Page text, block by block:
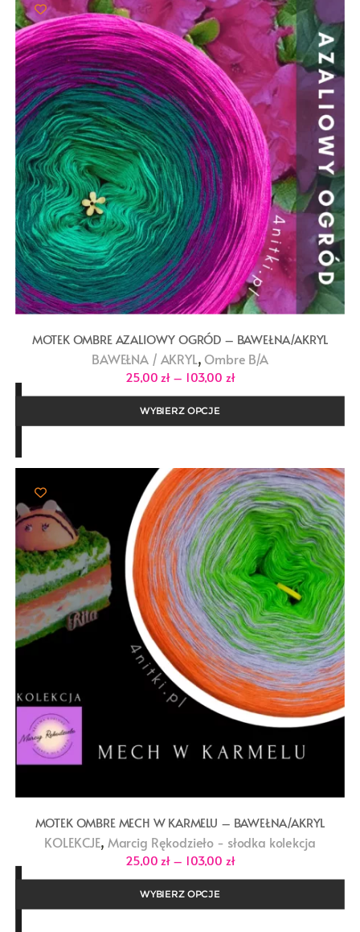
MOTEK OMBRE AZALIOWY OGRÓD – BAWEŁNA/AKRYL
BAWEŁNA / AKRYL, Ombre B/A
25,00zł – 103,00 złZakres
od
do
WYBIERZ OPCJE
MOTEK OMBRE MECH W KARMELU – BAWEŁNA/AKRYL
KOLEKCJE, Marcig Rękodzieło - słodka kolekcja
25,00 zł – 103,00 złZakres
cen:
od
do
WYBIERZ OPCJE